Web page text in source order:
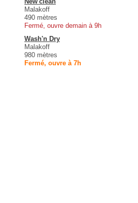
Malakoff
490 mètres
Fermé, ouvre demain à 9h
Wash'n Dry
Malakoff
980 mètres
Fermé, ouvre à 7h